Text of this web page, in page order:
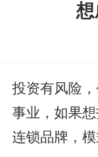
投资有风险
事业，如果
连锁品牌，